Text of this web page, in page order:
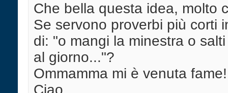
Che bella questa idea, molto
Se servono proverbi più corti
di: "o mangi la minestra o
al giorno..."?
Ommamma mi è venuta